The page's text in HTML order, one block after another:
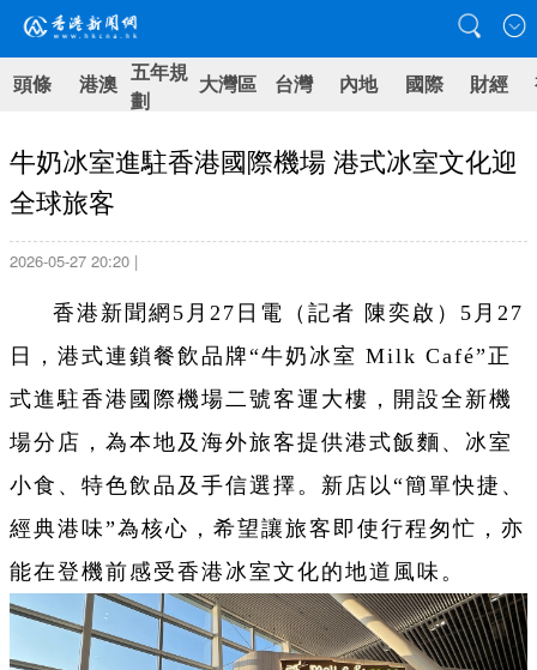
頭條 港澳 五年規
劃
大灣區 台灣 內地 國際 財經
牛奶冰室進駐香港國際機場 港式冰室文化迎
全球旅客
2026-05-27 20:20 |
香港新聞網5月27日電（記者 陳奕啟）5月27
日，港式連鎖餐飲品牌“牛奶冰室 Milk Café”正
式進駐香港國際機場二號客運大樓，開設全新機
場分店，為本地及海外旅客提供港式飯麵、冰室
小食、特色飲品及手信選擇。新店以“簡單快捷、
經典港味”為核心，希望讓旅客即使行程匆忙，亦
能在登機前感受香港冰室文化的地道風味。